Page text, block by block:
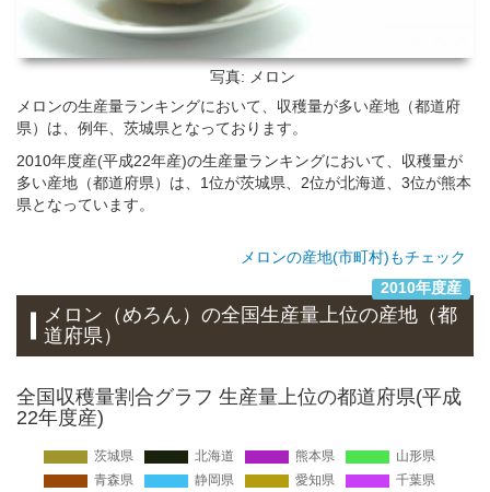
写真: メロン
メロンの生産量ランキングにおいて、収穫量が多い産地（都道府
県）は、例年、茨城県となっております。
2010年度産(平成22年産)の生産量ランキングにおいて、収穫量が
多い産地（都道府県）は、1位が茨城県、2位が北海道、3位が熊本
県となっています。
メロンの産地(市町村)もチェック
2010年度産
メロン（めろん）の全国生産量上位の産地 （都
道府県）
全国収穫量割合グラフ 生産量上位の都道府県(平成
22年度産)